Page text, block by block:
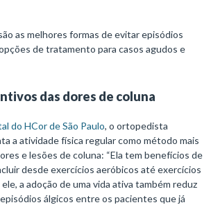
as melhores formas de evitar episódios
de tratamento para casos agudos e
das dores de coluna
do HCor de São Paulo, o ortopedista
a atividade física regular como método mais
e lesões de coluna: “Ela tem benefícios de
desde exercícios aeróbicos até exercícios
ele, a adoção de uma vida ativa também reduz
álgicos entre os pacientes que já